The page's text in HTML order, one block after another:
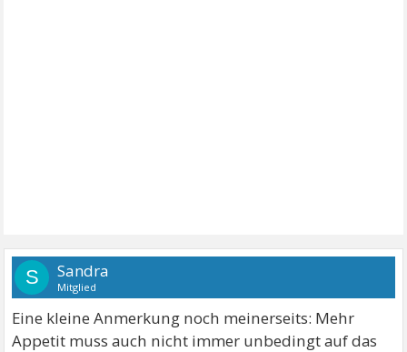
S Sandra
Mitglied
Eine kleine Anmerkung noch meinerseits: Mehr
Appetit muss auch nicht immer unbedingt auf das